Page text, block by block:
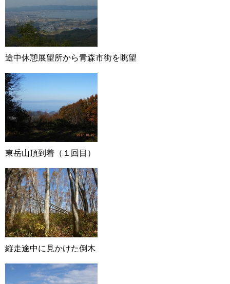
途中休憩展望所から青森市街を眺望
東岳山頂到着（１回目）
縦走途中に見かけた倒木